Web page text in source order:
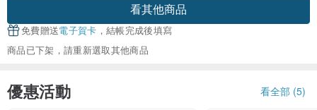
看其他商品
免費贈送電子賀卡 ，結帳完成後填寫
商品已下架，請重新選取其他商品
優惠活動 看全部 (5)